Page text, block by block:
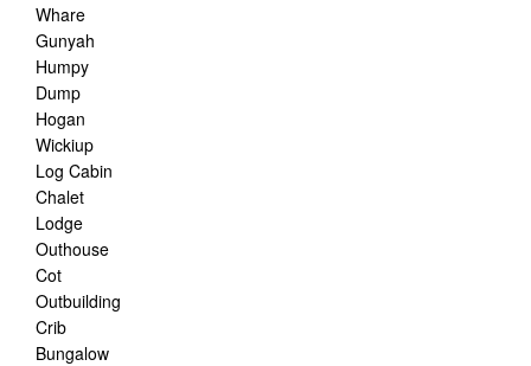
Whare
Gunyah
Humpy
Dump
Hogan
Wickiup
Log Cabin
Chalet
Lodge
Outhouse
Cot
Outbuilding
Crib
Bungalow